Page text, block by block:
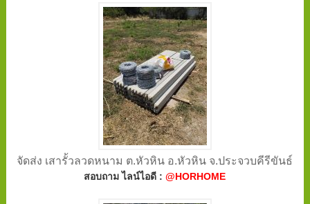
จัดส่ง เสารั้วลวดหนาม ต.หัวหิน อ.หัวหิน จ.ประจวบคีรีขันธ์
สอบถาม ไลน์ไอดี :@HORHOME